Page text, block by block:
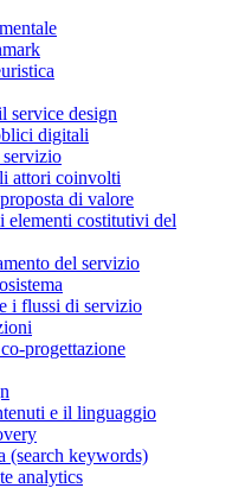
service design
digitali
attori coinvolti
di valore
elementi costitutivi del
del servizio
i flussi di servizio
progettazione
e il linguaggio
(search keywords)
analytics